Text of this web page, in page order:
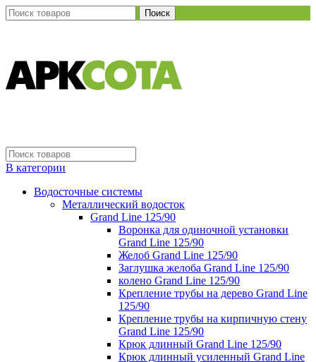
Поиск
В категории
Водосточные системы
Металлический водосток
Grand Line 125/90
Воронка для одиночной установки
Grand Line 125/90
Желоб Grand Line 125/90
Заглушка желоба Grand Line 125/90
колено Grand Line 125/90
Крепление трубы на дерево Grand Line
125/90
Крепление трубы на кирпичную стену
Grand Line 125/90
Крюк длинный Grand Line 125/90
Крюк длинный усиленный Grand Line